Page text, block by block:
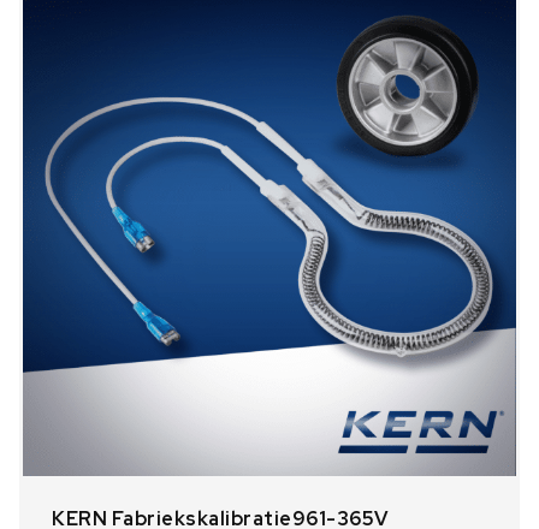
KERN Fabriekskalibratie961-365V